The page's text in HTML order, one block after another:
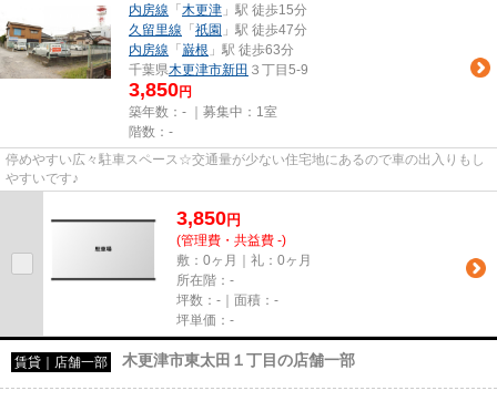
内房線 「 木更津 」駅 徒歩15分
久留里線 「 祇園 」駅 徒歩47分
内房線 「 巌根 」駅 徒歩63分
千葉県木更津市新田 ３丁目5-9
3,850円
築年数：- ｜募集中： 1室
階数：-
停めやすい広々駐車スペース☆交通量が少ない住宅地にあるので車の出入りもし
やすいです♪
3,850円
(管理費・共益費 -)
敷：0ヶ月｜礼：0ヶ月
所在階：-
坪数：-｜面積：-
坪単価：-
賃貸｜店舗一部 木更津市東太田１丁目の店舗一部